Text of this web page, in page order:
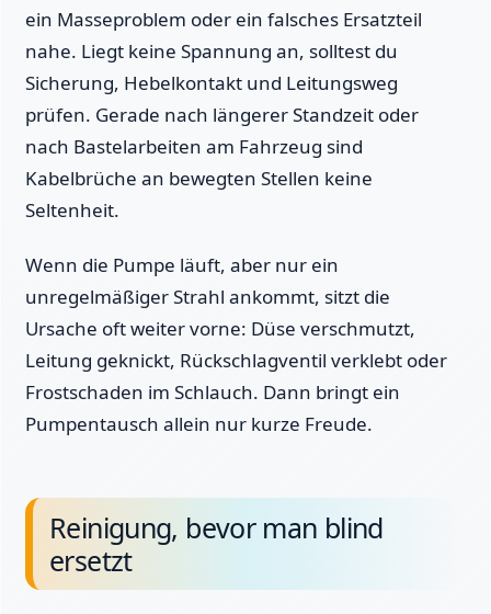
ein Masseproblem oder ein falsches Ersatzteil
nahe. Liegt keine Spannung an, solltest du
Sicherung, Hebelkontakt und Leitungsweg
prüfen. Gerade nach längerer Standzeit oder
nach Bastelarbeiten am Fahrzeug sind
Kabelbrüche an bewegten Stellen keine
Seltenheit.
Wenn die Pumpe läuft, aber nur ein
unregelmäßiger Strahl ankommt, sitzt die
Ursache oft weiter vorne: Düse verschmutzt,
Leitung geknickt, Rückschlagventil verklebt oder
Frostschaden im Schlauch. Dann bringt ein
Pumpentausch allein nur kurze Freude.
Reinigung, bevor man blind
ersetzt